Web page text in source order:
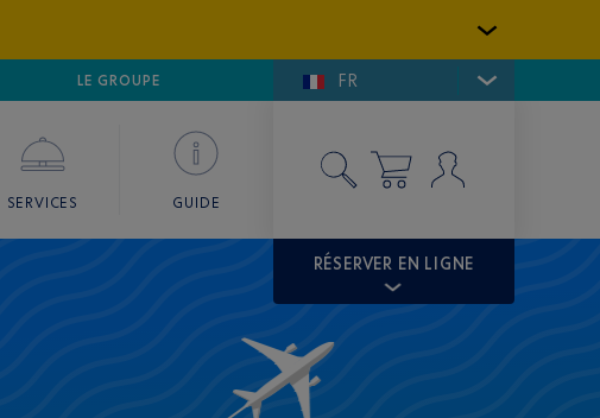
GOLFE DE SAINT-TROPEZ
LE GROUPE FR
SERVICES GUIDE
RÉSERVER EN LIGNE